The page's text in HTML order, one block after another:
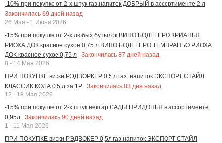
-10% при покупке от 2-х штук газ.напиток ДОБРЫЙ в ассортименте 2 л
Закончилась 69 дней назад
26 Мая - 1 Июня 2026
-15% при покупке от 2-х любых бутылок ВИНО БОДЕГЕРО КРИАНЬЯ
РИОХА ДОК красное сухое 0,75 л ВИНО БОДЕГЕРО ТЕМПРАНЬО РИОХА
ДОК красное сухое 0,75 л
Закончилась 87 дней назад
8 - 14 Мая 2026
ПРИ ПОКУПКЕ виски РЭДВОРКЕР 0,5 л газ. напиток ЭКСПОРТ СТАЙЛ
КЛАССИК КОЛА 0,5 л за 1Р
Закончилась 83 дня назад
12 - 18 Мая 2026
-15% при покупке от 2-х штук нектар САДЫ ПРИДОНЬЯ в ассортименте
0,95л
Закончилась 90 дней назад
1 - 11 Мая 2026
ПРИ ПОКУПКЕ виски РЭДВОКЕР 0,5л газ.напиток ЭКСПОРТ СТАЙЛ